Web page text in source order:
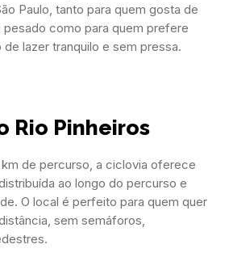
Paulo, tanto para quem gosta de
como para quem prefere
de lazer tranquilo e sem pressa.
Rio Pinheiros
de percurso, a ciclovia oferece
ao longo do percurso e
O local é perfeito para quem quer
sem semáforos,